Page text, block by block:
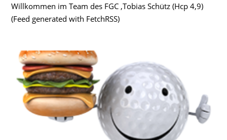
Willkommen im Team des FGC ,Tobias Schütz (Hcp 4,9)
(Feed generated with FetchRSS)